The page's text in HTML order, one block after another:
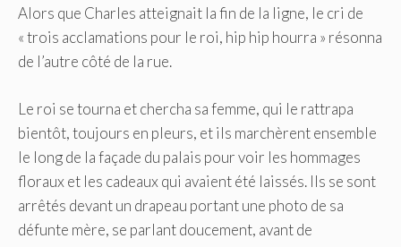
Alors que Charles atteignait la fin de la ligne, le cri de
« trois acclamations pour le roi, hip hip hourra » résonna
de l’autre côté de la rue.
Le roi se tourna et chercha sa femme, qui le rattrapa
bientôt, toujours en pleurs, et ils marchèrent ensemble
le long de la façade du palais pour voir les hommages
floraux et les cadeaux qui avaient été laissés. Ils se sont
arrêtés devant un drapeau portant une photo de sa
défunte mère, se parlant doucement, avant de